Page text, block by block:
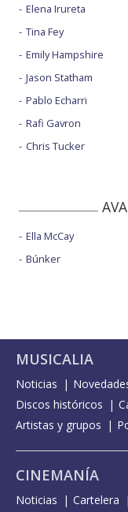
Elena Irureta
Tina Fey
Emily Hampshire
Jason Statham
Pablo Echarri
Rafi Gavron
Chris Tucker
Ella McCay
Búnker
MUSICALIA
Noticias
Discos históricos
Artistas y grupos
CINEMANÍA
Noticias Cartelera